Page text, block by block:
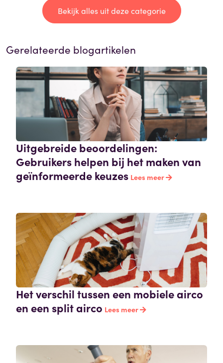
Bekijk alles uit deze categorie
Gerelateerde blogartikelen
Uitgebreide beoordelingen:
Gebruikers helpen bij het maken van
geïnformeerde keuzes Lees meer
Het verschil tussen een mobiele airco
en een split airco Lees meer